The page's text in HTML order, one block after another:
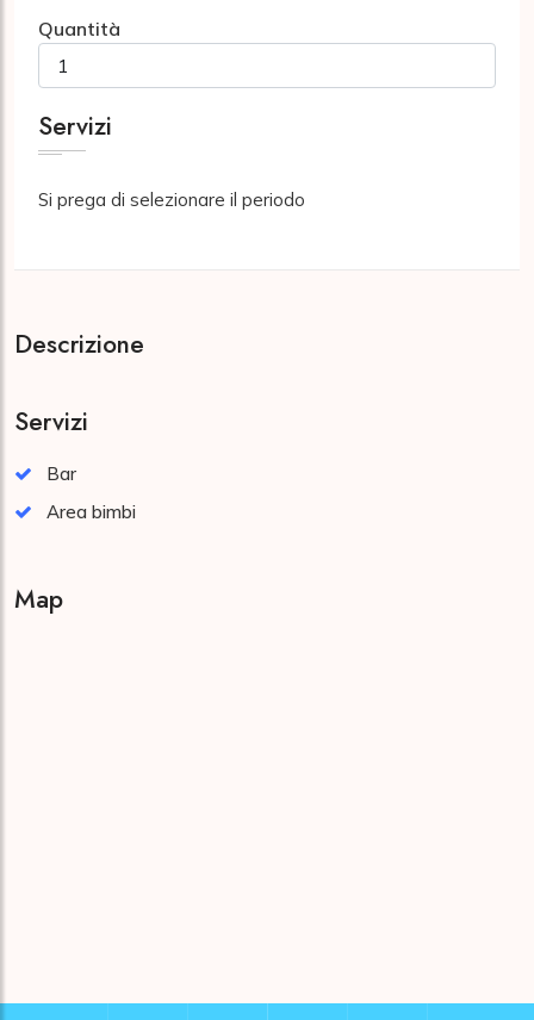
Quantità
Servizi
Si prega di selezionare il periodo
Descrizione
Servizi
Bar
Area bimbi
Map